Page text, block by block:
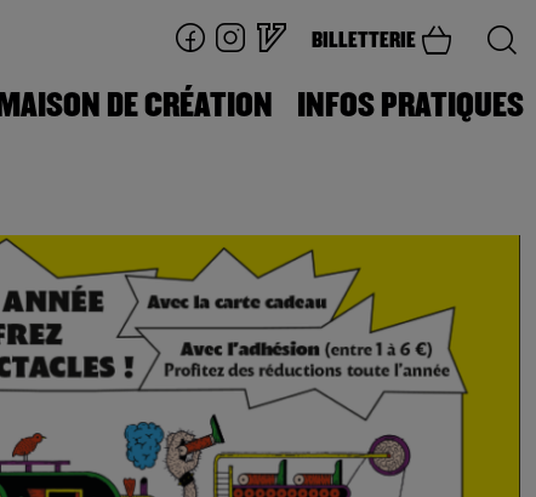
BILLETTERIE
MAISON DE CRÉATION INFOS PRATIQUES